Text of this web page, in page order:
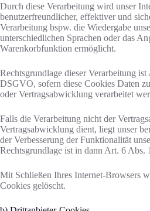
Durch diese Verarbeitung wird unser
benutzerfreundlicher, effektiver und
Verarbeitung bspw. die Wiedergabe
unterschiedlichen Sprachen oder das
Warenkorbfunktion ermöglicht.
Rechtsgrundlage dieser Verarbeitung
DSGVO, sofern diese Cookies Daten
oder Vertragsabwicklung verarbeitet
Falls die Verarbeitung nicht der
Vertragsabwicklung dient, liegt unser
der Verbesserung der Funktionalität
Rechtsgrundlage ist in dann Art. 6
Mit Schließen Ihres Internet-Browsers
Cookies gelöscht.